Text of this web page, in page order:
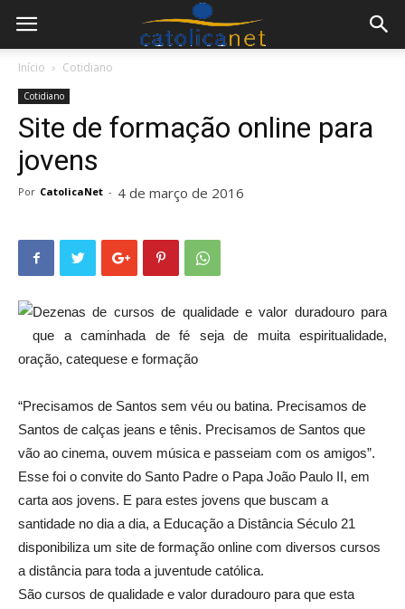
Início Cotidiano
Cotidiano
Site de formação online para
jovens
Por CatolicaNet - 4 de março de 2016
Dezenas de cursos de qualidade e valor duradouro para
que a caminhada de fé seja de muita espiritualidade,
oração, catequese e formação
“Precisamos de Santos sem véu ou batina. Precisamos de
Santos de calças jeans e tênis. Precisamos de Santos que
vão ao cinema, ouvem música e passeiam com os amigos”.
Esse foi o convite do Santo Padre o Papa João Paulo II, em
carta aos jovens. E para estes jovens que buscam a
santidade no dia a dia, a Educação a Distância Século 21
disponibiliza um site de formação online com diversos cursos
a distância para toda a juventude católica.
São cursos de qualidade e valor duradouro para que esta